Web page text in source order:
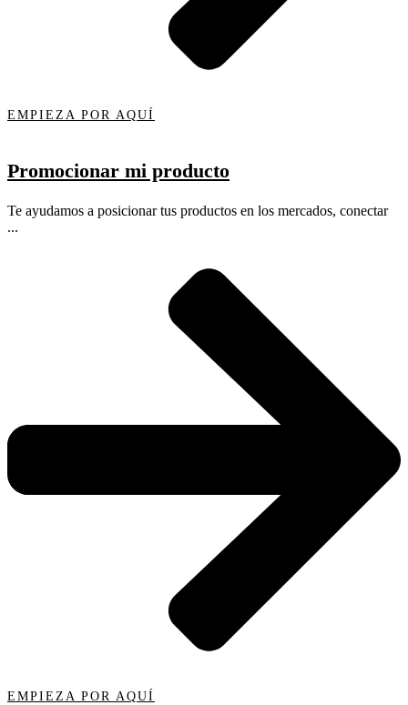
EMPIEZA POR AQUÍ
Promocionar mi producto
Te ayudamos a posicionar tus productos en los mercados, conectar
...
EMPIEZA POR AQUÍ